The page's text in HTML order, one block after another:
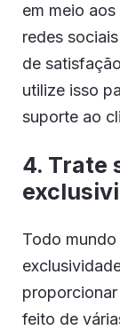
em meio
redes
de
utilize isso
suporte ao
4. Trate
Todo
feito de